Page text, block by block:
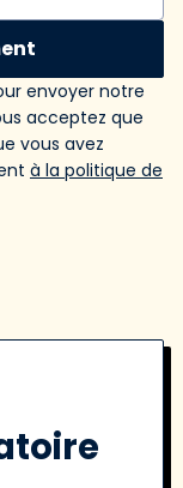
envoyer notre
acceptez que
vous avez
à la politique de